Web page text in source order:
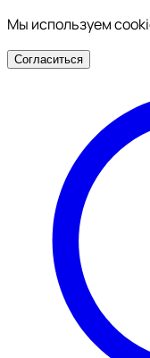
Мы используем
Согласиться